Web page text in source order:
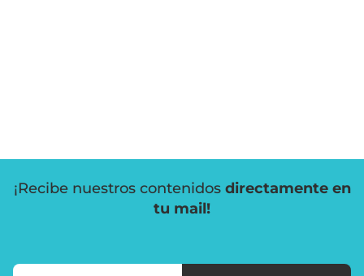
¡Recibe nuestros contenidos directamente en
tu mail!